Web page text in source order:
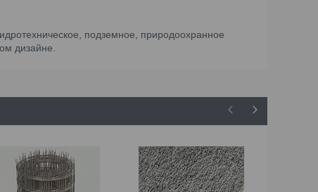
подземное, природоохранное
дизайне.